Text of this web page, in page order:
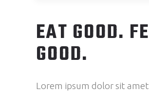
EAT GOOD.
GOOD.
Lorem ipsum dolor sit